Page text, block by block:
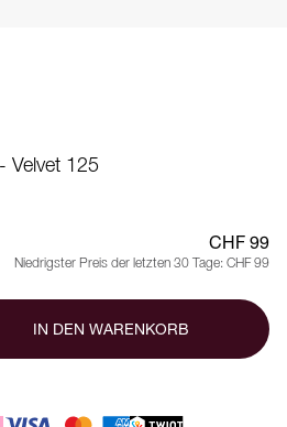
Velvet 125
CHF 99
Niedrigster Preis der letzten 30 Tage: CHF 99
IN DEN WARENKORB